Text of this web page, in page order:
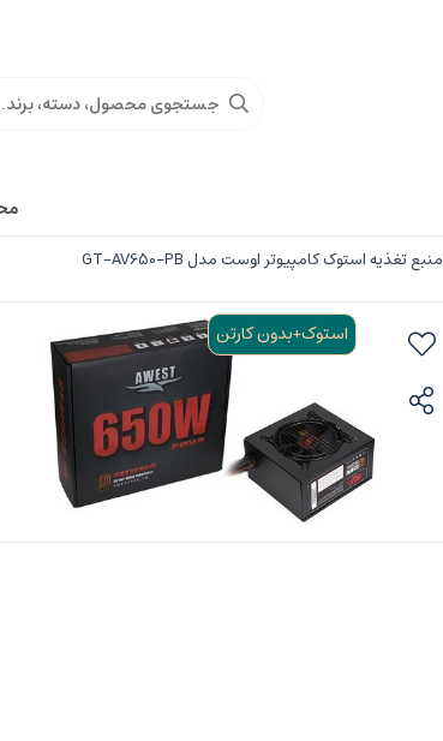
منبع تغذیه استوک کامپیوتر اوست مدل GT-AV650-PB
استوک+بدون کارتن